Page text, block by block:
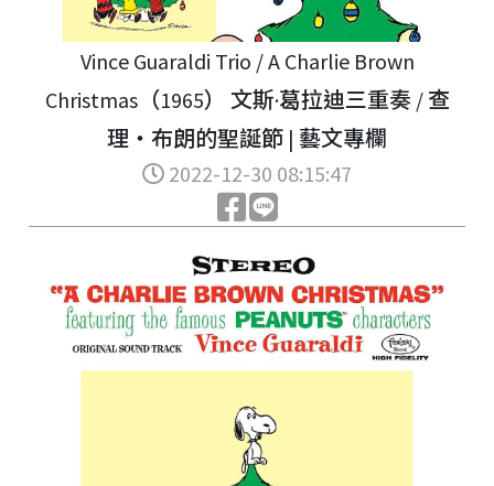
Vince Guaraldi Trio / A Charlie Brown
Christmas（1965） 文斯·葛拉迪三重奏 / 查
理‧布朗的聖誕節 | 藝文專欄
2022-12-30 08:15:47